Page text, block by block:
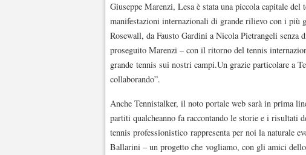
Giuseppe Marenzi, Lesa è stata una piccola capitale
manifestazioni internazionali di grande rilievo con i più
Rosewall, da Fausto Gardini a Nicola Pietrangeli
proseguito Marenzi – con il ritorno del tennis
grande tennis sui nostri campi.Un grazie particolare a
collaborando”.
Anche Tennistalker, il noto portale web sarà in prima
partiti qualcheanno fa raccontando le storie e i risultati
tennis professionistico rappresenta per noi la naturale
Ballarini – un progetto che vogliamo, con gli amici